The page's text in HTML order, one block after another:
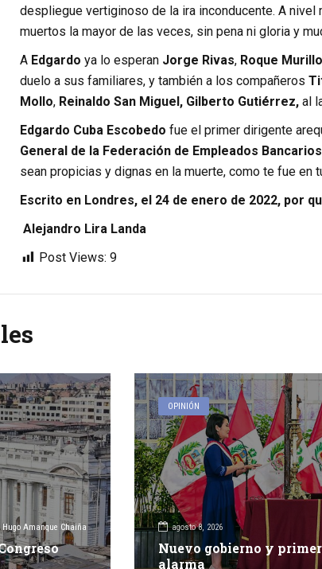
despliegue vertiginoso de la ira inconducente. A
muertos la mayor de las veces, sin pena ni gloria y
A Edgardo ya lo esperan Jorge Rivas, Roque Murillo
duelo a sus familiares, y también a los compañeros
Mollo, Reinaldo San Miguel, Gilberto Gutiérrez, al
Edgardo Cuba Escobedo fue el primer dirigente
General de la Federación de Empleados
sean propicias y dignas en la muerte, como te fue en
Escrito en Londres, el 24 de enero de 2022, por
Alejandro Lira Landa
Post Views: 9
Hugo Amanque Chaiña
OPINIÓN
agosto 8, 2026
Nuevo gobierno y
alarma